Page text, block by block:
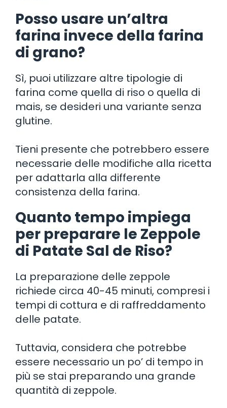
Posso usare un’altra
farina invece della farina
di grano?
Sì, puoi utilizzare altre tipologie di
farina come quella di riso o quella di
mais, se desideri una variante senza
glutine.
Tieni presente che potrebbero essere
necessarie delle modifiche alla ricetta
per adattarla alla differente
consistenza della farina.
Quanto tempo impiega
per preparare le Zeppole
di Patate Sal de Riso?
La preparazione delle zeppole
richiede circa 40-45 minuti, compresi i
tempi di cottura e di raffreddamento
delle patate.
Tuttavia, considera che potrebbe
essere necessario un po’ di tempo in
più se stai preparando una grande
quantità di zeppole.